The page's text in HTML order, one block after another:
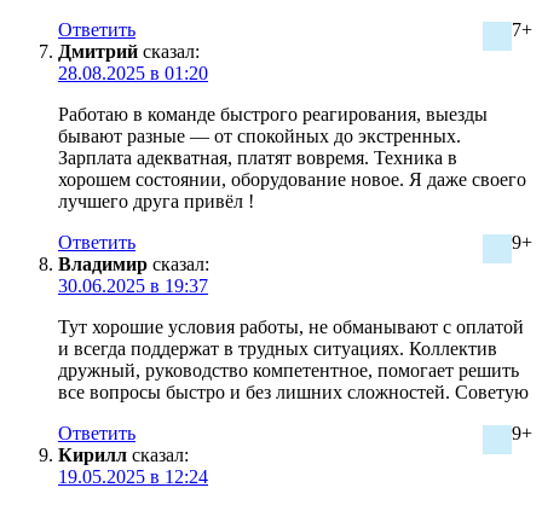
7+
Ответить
Дмитрий сказал:
28.08.2025 в 01:20
Работаю в команде быстрого реагирования, выезды
бывают разные — от спокойных до экстренных.
Зарплата адекватная, платят вовремя. Техника в
хорошем состоянии, оборудование новое. Я даже своего
лучшего друга привёл !
9+
Ответить
Владимир сказал:
30.06.2025 в 19:37
Тут хорошие условия работы, не обманывают с оплатой
и всегда поддержат в трудных ситуациях. Коллектив
дружный, руководство компетентное, помогает решить
все вопросы быстро и без лишних сложностей. Советую
9+
Ответить
Кирилл сказал:
19.05.2025 в 12:24